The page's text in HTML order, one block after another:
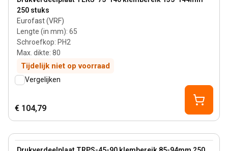
250 stuks
Eurofast (VRF)
Lengte (in mm): 65
Schroefkop: PH2
Max. dikte: 80
Tijdelijk niet op voorraad
Vergelijken
€ 104,79
View product